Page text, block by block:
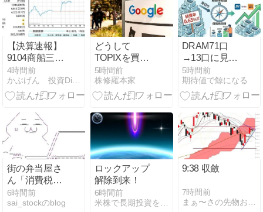
れ被害が発覚
【決算速報】
9104商船三井
1Q 通期計
画・配当は維
持も、製品輸
幅挽回が必要
4時間前
どうして
TOPIXを買う
のかわからな
い：8月7日
（金）前場
5時間前
株修羅本家
DRAM71口
→13口に見切
り｜1ヶ月で
前言撤回した
個別株回帰
資産公開】
5時間前
期待値で鯨になる
街の弁当屋さ
ん「消費税が
下がっても値
下げしませ
6時間前
sai_stockのblog
ロックアップ
解除到来！
6時間前
9:38 収斂
7時間前
まぁ〜さの先物お笑い道場